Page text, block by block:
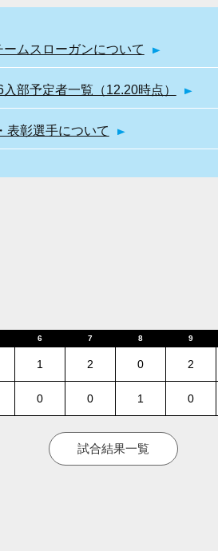
ムスローガンについて
部予定者一覧（12.20時点）
表彰選手について
6 7 8 9
1 2 0 2
0 0 1 0
試合結果一覧